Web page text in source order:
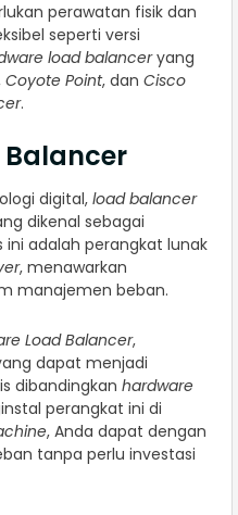
perawatan fisik dan
seperti versi
load balanceryang
Coyote Point, dan Cisco
.
Balancer
digital,load balancer
dikenal sebagai
ini adalah perangkat lunak
, menawarkan
manajemen beban.
Load Balancer,
dapat menjadi
dibandingkan hardware
perangkat ini di
, Anda dapat dengan
tanpa perlu investasi